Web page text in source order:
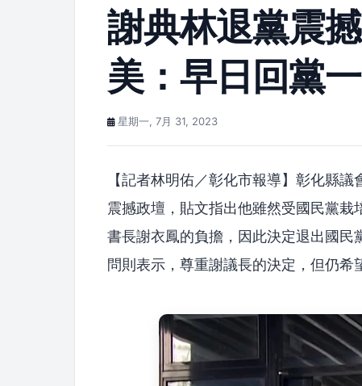
謝典林退黨震
美：早日回黨
星期一, 7月 31, 2023
【記者林明佑／彰化市報導】彰化縣
震撼政壇，貼文指出他雖然受國民黨
書長謝衣鳳的負擔，因此決定退出國
問則表示，尊重謝議長的決定，但仍希